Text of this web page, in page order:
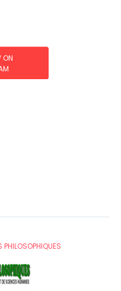
ON
PHILOSOPHIQUES